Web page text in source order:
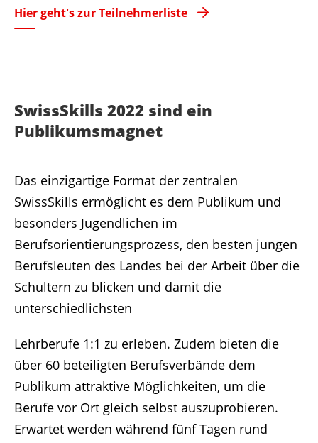
Hier geht's zur Teilnehmerliste
SwissSkills 2022 sind ein
Publikumsmagnet
Das einzigartige Format der zentralen
SwissSkills ermöglicht es dem Publikum und
besonders Jugendlichen im
Berufsorientierungsprozess, den besten jungen
Berufsleuten des Landes bei der Arbeit über die
Schultern zu blicken und damit die
unterschiedlichsten
Lehrberufe 1:1 zu erleben. Zudem bieten die
über 60 beteiligten Berufsverbände dem
Publikum attraktive Möglichkeiten, um die
Berufe vor Ort gleich selbst auszuprobieren.
Erwartet werden während fünf Tagen rund